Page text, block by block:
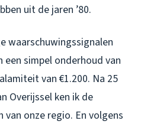
uit de jaren ’80.
waarschuwingssignalen
simpel onderhoud van
van €1.200. Na 25
Overijssel ken ik de
onze regio. En volgens